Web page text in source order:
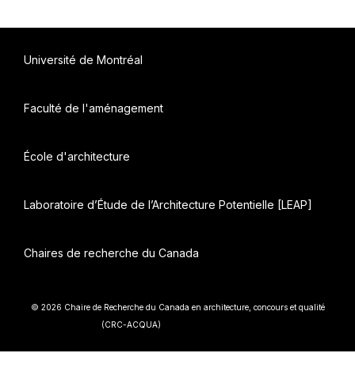
Université de Montréal
Faculté de l'aménagement
École d'architecture
Laboratoire d’Étude de l’Architecture Potentielle [LEAP]
Chaires de recherche du Canada
© 2026 Chaire de Recherche du Canada en architecture, concours et qualité
(CRC-ACQUA)